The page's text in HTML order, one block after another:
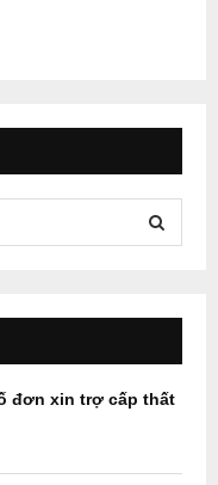
E
A
đơn xin trợ cấp thất